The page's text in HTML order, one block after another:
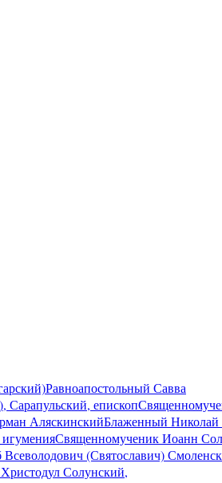
Равноапостольный Савва
епископ
АляскинскийБлаженный Николай
Священномученик Иоанн
Всеволодович (Святославич)
Солунский,